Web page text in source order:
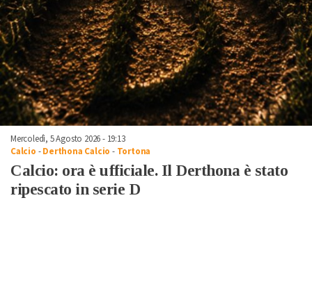
Mercoledì, 5 Agosto 2026 - 19:13
Calcio -Derthona Calcio - Tortona
Calcio: ora è ufficiale. Il Derthona è stato
ripescato in serie D